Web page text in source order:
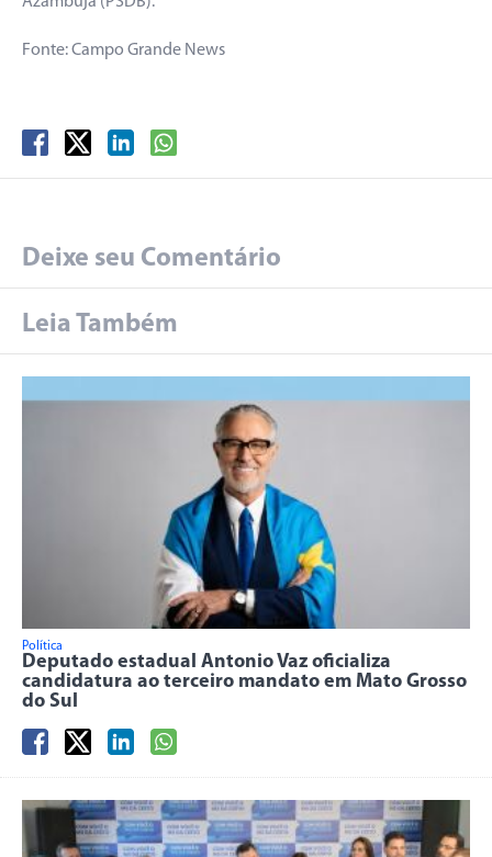
Fonte: Campo Grande News
Deixe seu Comentário
Leia Também
Política
Deputado estadual Antonio Vaz oficializa
candidatura ao terceiro mandato em Mato Grosso
do Sul